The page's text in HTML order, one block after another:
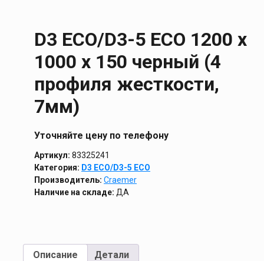
D3 ECO/D3-5 ECO 1200 х
1000 х 150 черный (4
профиля жесткости,
7мм)
Уточняйте цену по телефону
Артикул: 83325241
Категория: D3 ECO/D3-5 ECO
Производитель: Craemer
Наличие на складе: ДА
Описание Детали